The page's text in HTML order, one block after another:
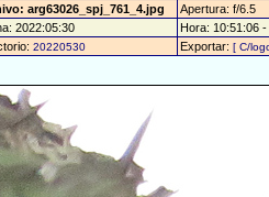
arg63026_spj_761_4.jpg
Apertura: f/6.5
2022:05:30
Hora: 10:51:06
20220530 Exportar: [ C/